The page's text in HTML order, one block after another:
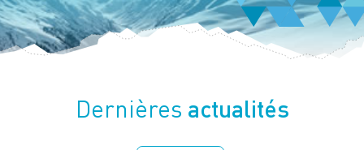
Dernières actualités